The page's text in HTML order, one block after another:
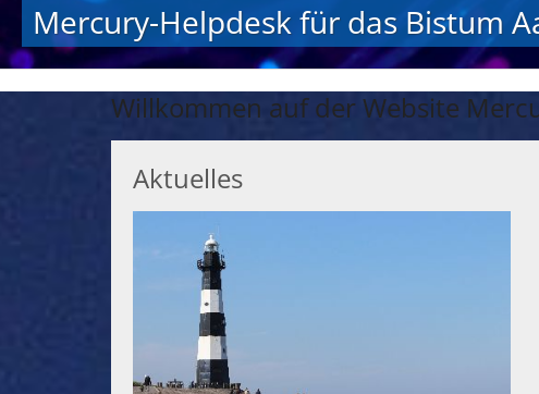
Mercury-Helpdesk für das Bistum
Willkommen auf der Website
Aktuelles